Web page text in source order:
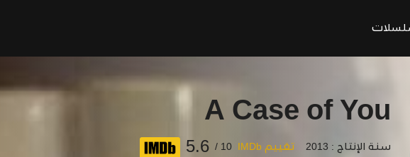
A Case of You
سنة الإنتاج : 2013 تقييم IMDb 10 /
5.6